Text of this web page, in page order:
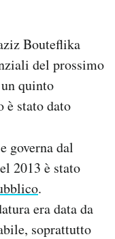
Bouteflika
del prossimo
quinto
è stato dato
governa dal
2013 è stato
.
era data da
soprattutto